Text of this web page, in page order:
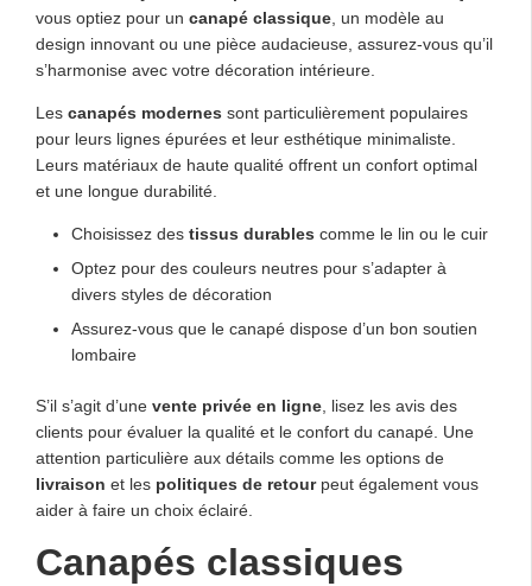
vous optiez pour un canapé classique , un modèle au
design innovant ou une pièce audacieuse, assurez-vous qu’il
s’harmonise avec votre décoration intérieure.
Les canapés modernes sont particulièrement populaires
pour leurs lignes épurées et leur esthétique minimaliste.
Leurs matériaux de haute qualité offrent un confort optimal
et une longue durabilité.
Choisissez des tissus durables comme le lin ou le cuir
Optez pour des couleurs neutres pour s’adapter à
divers styles de décoration
Assurez-vous que le canapé dispose d’un bon soutien
lombaire
S’il s’agit d’une vente privée en ligne , lisez les avis des
clients pour évaluer la qualité et le confort du canapé. Une
attention particulière aux détails comme les options de
livraison et les politiques de retourpeut également vous
aider à faire un choix éclairé.
Canapés classiques